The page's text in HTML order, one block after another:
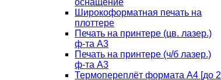
Широкоформатная печать на
плоттере
Печать на принтере (цв. лазер.)
ф-та А3
Печать на принтере (ч/б лазер.)
ф-та А3
Термопереплёт формата А4 [до 2